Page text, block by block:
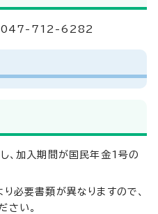
：047-712-6282
、加入期間が国民年金1号の
必要書類が異なりますので、
さい。